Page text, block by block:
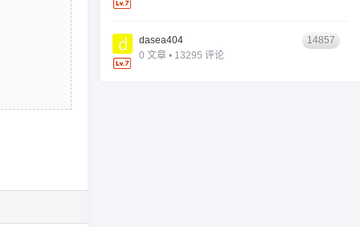
dasea404
0 文章 • 13295 评论
14857